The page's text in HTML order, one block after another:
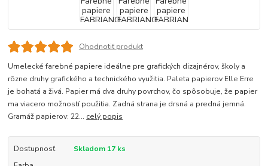
Ohodnotiť produkt
Umelecké farebné papiere ideálne pre grafických dizajnérov, školy a
rôzne druhy grafického a technického využitia. Paleta papierov Elle Erre
je bohatá a živá. Papier má dva druhy povrchov, čo spôsobuje, že papier
ma viacero možností použitia. Zadná strana je drsná a predná jemná.
Gramáž papierov: 22... celý popis
Dostupnosť
Skladom 17 ks